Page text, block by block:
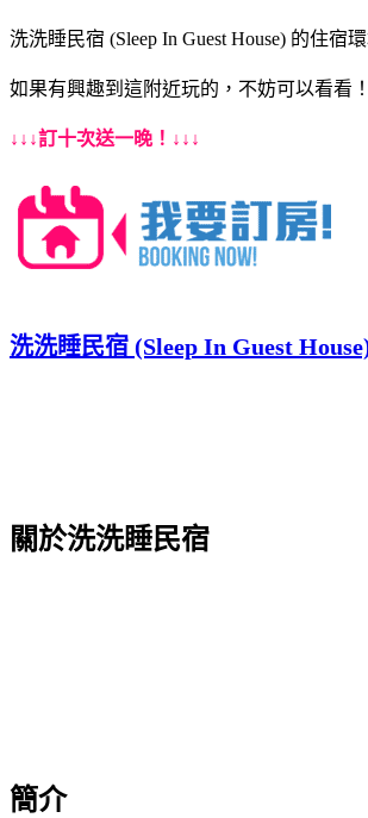
洗洗睡民宿 (Sleep In Guest House) 的住宿
如果有興趣到這附近玩的，不妨可以看看！
↓↓↓訂十次送一晚！↓↓↓
洗洗睡民宿 (Sleep In Guest
關於洗洗睡民宿
簡介